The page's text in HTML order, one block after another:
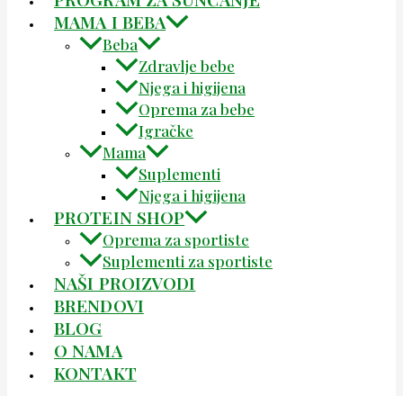
MAMA I BEBA
Beba
Zdravlje bebe
Njega i higijena
Oprema za bebe
Igračke
Mama
Suplementi
Njega i higijena
PROTEIN SHOP
Oprema za sportiste
Suplementi za sportiste
NAŠI PROIZVODI
BRENDOVI
BLOG
O NAMA
KONTAKT